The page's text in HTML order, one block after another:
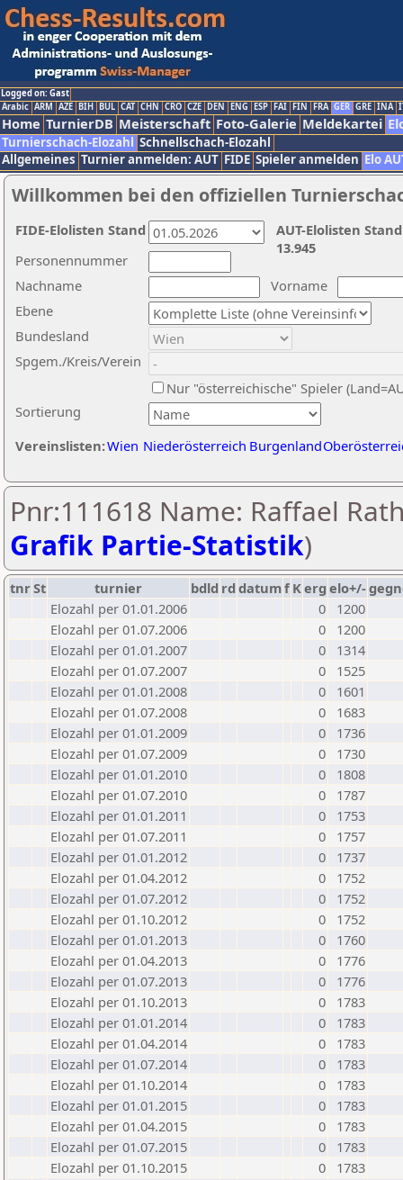
Logged on: Gast
Arabic ARM AZE BIH BUL CAT CHN CRO CZE DEN ENG ESP FAI FIN FRA GER GRE INA
Home TurnierDB Meisterschaft Foto-Galerie Meldekartei
Turnierschach-Elozahl Schnellschach-Elozahl
Allgemeines Turnier anmelden: AUT FIDE Spieler anmelden Elo
Willkommen bei den offiziellen
Nachname
Vorname
Ebene
Sortierung
Personennummer
Bundesland
Spgem./Kreis/Verein
Nur "österreichische" Spieler
Vereinslisten:Wien Niederösterreich Burgenland
AUT-Elolisten
13.945
FIDE-Elolisten Stand
Pnr:111618 Name: Raffael
Grafik Partie-Statistik)
tnrSt turnier bdld rd datumf Kerg elo+/-
Elozahl per 01.01.2006
0
1200
Elozahl per 01.07.2006
0
1200
Elozahl per 01.01.2007
0
1314
Elozahl per 01.07.2007
0
1525
Elozahl per 01.01.2008
0
1601
Elozahl per 01.07.2008
0
1683
Elozahl per 01.01.2009
0
1736
Elozahl per 01.07.2009
0
1730
Elozahl per 01.01.2010
0
1808
Elozahl per 01.07.2010
0
1787
Elozahl per 01.01.2011
0
1753
Elozahl per 01.07.2011
0
1757
Elozahl per 01.01.2012
0
1737
Elozahl per 01.04.2012
0
1752
Elozahl per 01.07.2012
0
1752
Elozahl per 01.10.2012
0
1752
Elozahl per 01.01.2013
0
1760
Elozahl per 01.04.2013
0
1776
Elozahl per 01.07.2013
0
1776
Elozahl per 01.10.2013
0
1783
Elozahl per 01.01.2014
0
1783
Elozahl per 01.04.2014
0
1783
Elozahl per 01.07.2014
0
1783
Elozahl per 01.10.2014
0
1783
Elozahl per 01.01.2015
0
1783
Elozahl per 01.04.2015
0
1783
Elozahl per 01.07.2015
0
1783
Elozahl per 01.10.2015
0
1783